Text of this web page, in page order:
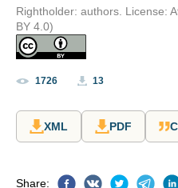
Rightholder: authors. License:
BY 4.0)
1726 13
XML PDF
Share: